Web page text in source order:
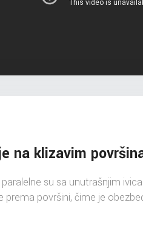
na klizavim
su sa unutrašnjim
površini, čime je